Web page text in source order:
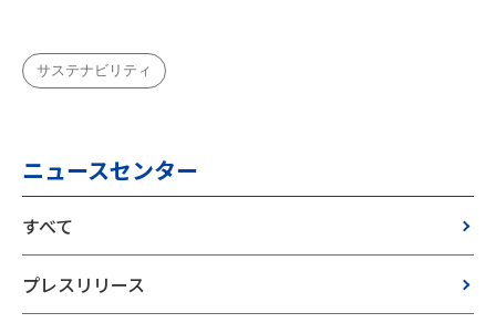
サステナビリティ
ニュースセンター
すべて
プレスリリース